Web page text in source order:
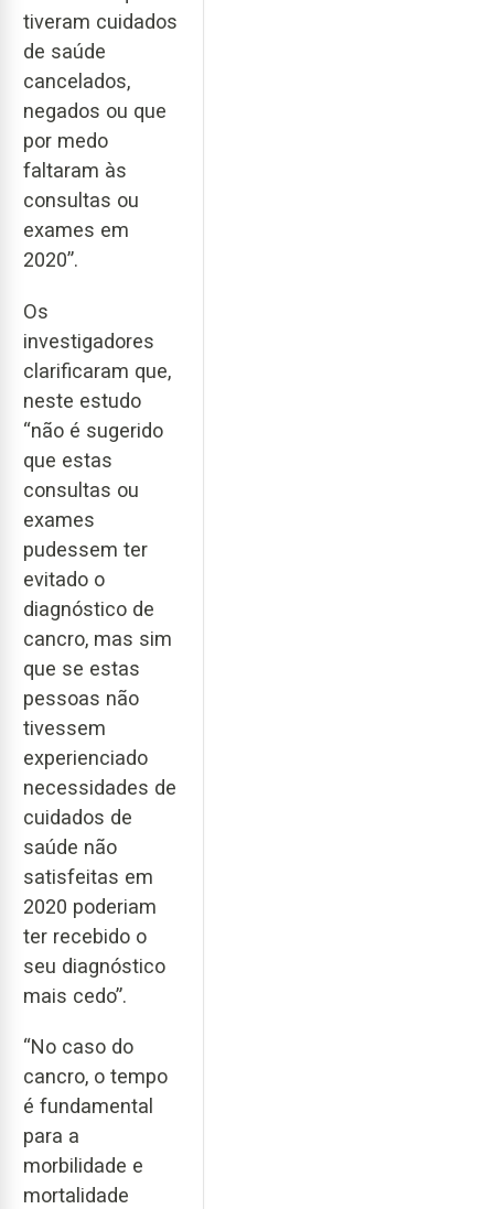
tiveram cuidados
de saúde
cancelados,
negados ou que
por medo
faltaram às
consultas ou
exames em
2020”.
Os
investigadores
clarificaram que,
neste estudo
“não é sugerido
que estas
consultas ou
exames
pudessem ter
evitado o
diagnóstico de
cancro, mas sim
que se estas
pessoas não
tivessem
experienciado
necessidades de
cuidados de
saúde não
satisfeitas em
2020 poderiam
ter recebido o
seu diagnóstico
mais cedo”.
“No caso do
cancro, o tempo
é fundamental
para a
morbilidade e
mortalidade